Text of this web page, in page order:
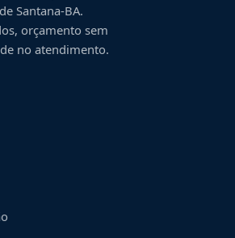
Santana-BA.
orçamento sem
no atendimento.